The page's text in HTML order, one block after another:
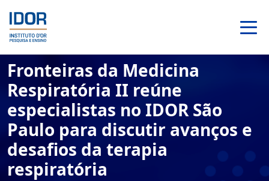
Fronteiras da Medicina
Respiratória II reúne
especialistas no IDOR São
Paulo para discutir avanços e
desafios da terapia
respiratória